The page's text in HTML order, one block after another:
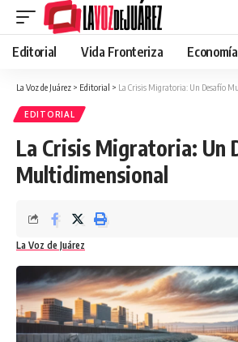
Editorial Vida Fronteriza
La Voz de Juárez > Editorial > La Crisis Migratoria: Un Desafío
EDITORIAL
La Crisis Migratoria: Un
Multidimensional
La Voz de Juárez